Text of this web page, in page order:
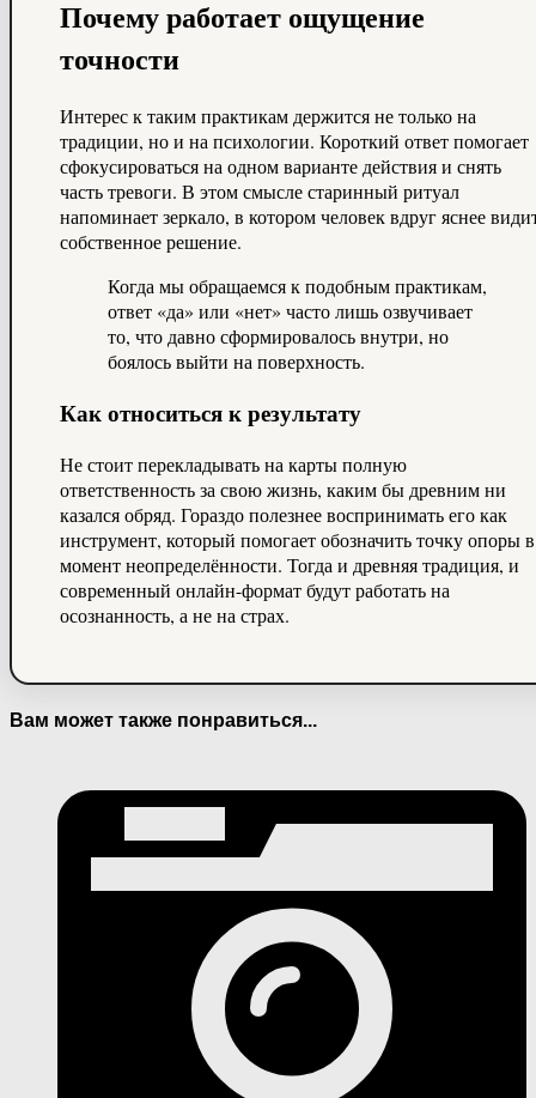
Почему работает ощущение
точности
Интерес к таким практикам держится не только на
традиции, но и на психологии. Короткий ответ помогает
сфокусироваться на одном варианте действия и снять
часть тревоги. В этом смысле старинный ритуал
напоминает зеркало, в котором человек вдруг яснее
собственное решение.
Когда мы обращаемся к подобным практикам,
ответ «да» или «нет» часто лишь озвучивает
то, что давно сформировалось внутри, но
боялось выйти на поверхность.
Как относиться к результату
Не стоит перекладывать на карты полную
ответственность за свою жизнь, каким бы древним ни
казался обряд. Гораздо полезнее воспринимать его как
инструмент, который помогает обозначить точку опоры в
момент неопределённости. Тогда и древняя традиция, и
современный онлайн-формат будут работать на
осознанность, а не на страх.
Вам может также понравиться...